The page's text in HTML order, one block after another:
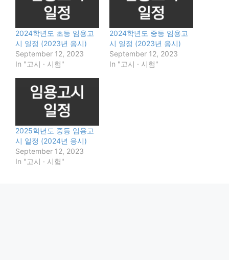
2024학년도 초등 임용고
시 일정 (2023년 응시)
September 12, 2023
In "고시 · 시험"
2024학년도 중등 임용고
시 일정 (2023년 응시)
September 12, 2023
In "고시 · 시험"
2025학년도 중등 임용고
시 일정 (2024년 응시)
September 12, 2023
In "고시 · 시험"